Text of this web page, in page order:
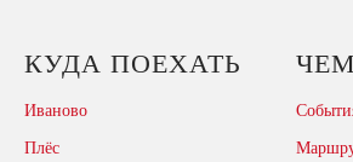
КУДА ПОЕХАТЬ
Иваново
Плёс